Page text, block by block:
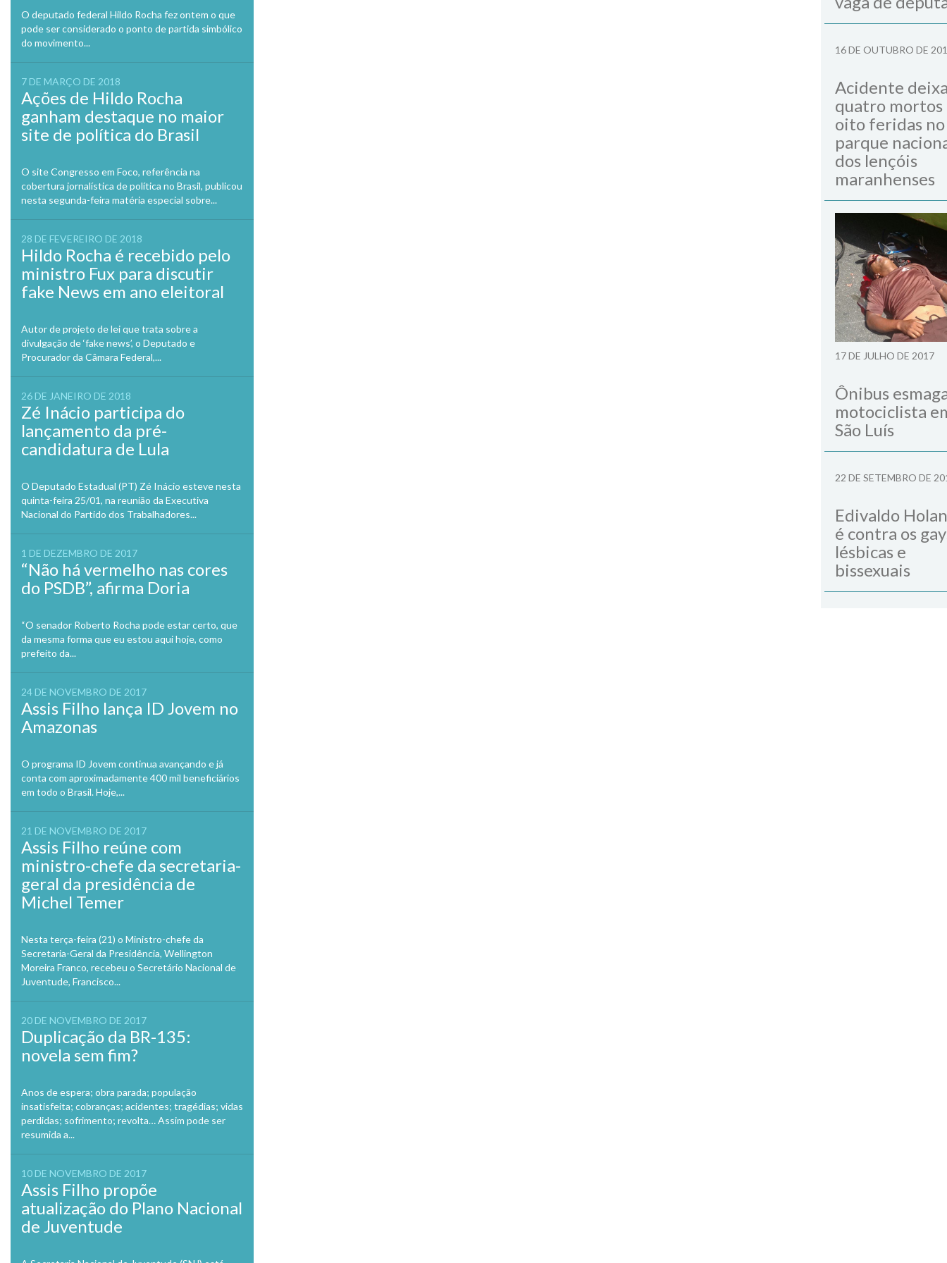
O deputado federal Hildo Rocha fez ontem o que
pode ser considerado o ponto de partida simbólico
do movimento...
7 DE MARÇO DE 2018
Ações de Hildo Rocha
ganham destaque no maior
site de política do Brasil
O site Congresso em Foco, referência na
cobertura jornalística de política no Brasil, publicou
nesta segunda-feira matéria especial sobre...
28 DE FEVEREIRO DE 2018
Hildo Rocha é recebido pelo
ministro Fux para discutir
fake News em ano eleitoral
Autor de projeto de lei que trata sobre a
divulgação de ‘fake news’, o Deputado e
Procurador da Câmara Federal,...
26 DE JANEIRO DE 2018
Zé Inácio participa do
lançamento da pré-
candidatura de Lula
O Deputado Estadual (PT) Zé Inácio esteve nesta
quinta-feira 25/01, na reunião da Executiva
Nacional do Partido dos Trabalhadores...
1 DE DEZEMBRO DE 2017
“Não há vermelho nas cores
do PSDB”, afirma Doria
“O senador Roberto Rocha pode estar certo, que
da mesma forma que eu estou aqui hoje, como
prefeito da...
24 DE NOVEMBRO DE 2017
Assis Filho lança ID Jovem no
Amazonas
O programa ID Jovem continua avançando e já
conta com aproximadamente 400 mil beneficiários
em todo o Brasil. Hoje,...
21 DE NOVEMBRO DE 2017
Assis Filho reúne com
ministro-chefe da secretaria-
geral da presidência de
Michel Temer
Nesta terça-feira (21) o Ministro-chefe da
Secretaria-Geral da Presidência, Wellington
Moreira Franco, recebeu o Secretário Nacional de
Juventude, Francisco...
20 DE NOVEMBRO DE 2017
Duplicação da BR-135:
novela sem fim?
Anos de espera; obra parada; população
insatisfeita; cobranças; acidentes; tragédias; vidas
perdidas; sofrimento; revolta… Assim pode ser
resumida a...
10 DE NOVEMBRO DE 2017
Assis Filho propõe
atualização do Plano Nacional
de Juventude
16 DE OUTUBRO DE
Acidente
quatro mortos
oito feridas no
parque
dos lençóis
maranhenses
17 DE JULHO DE 2017
Ônibus
motociclista
São Luís
22 DE SETEMBRO DE
Edivaldo
é contra os
lésbicas e
bissexuais